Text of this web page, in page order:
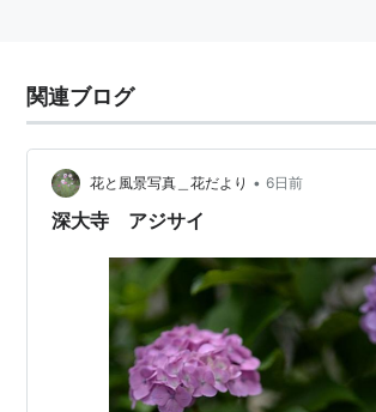
関連ブログ
花と風景写真＿花だより • 6日前
深大寺 アジサイ